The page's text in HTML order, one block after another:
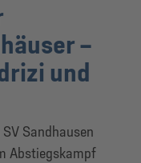
–
und
Sandhausen
Abstiegskampf